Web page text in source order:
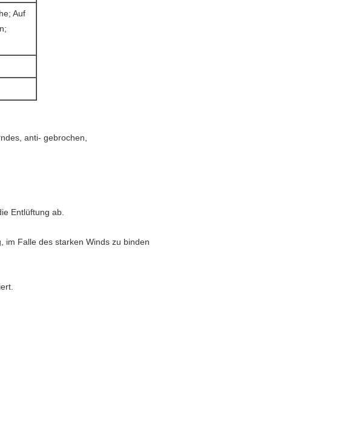
Auf
anti- gebrochen,
Entlüftung ab.
im Falle des starken Winds zu binden